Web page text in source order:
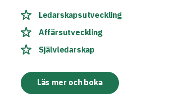
Ledarskapsutveckling
Affärsutveckling
Självledarskap
Läs mer och boka